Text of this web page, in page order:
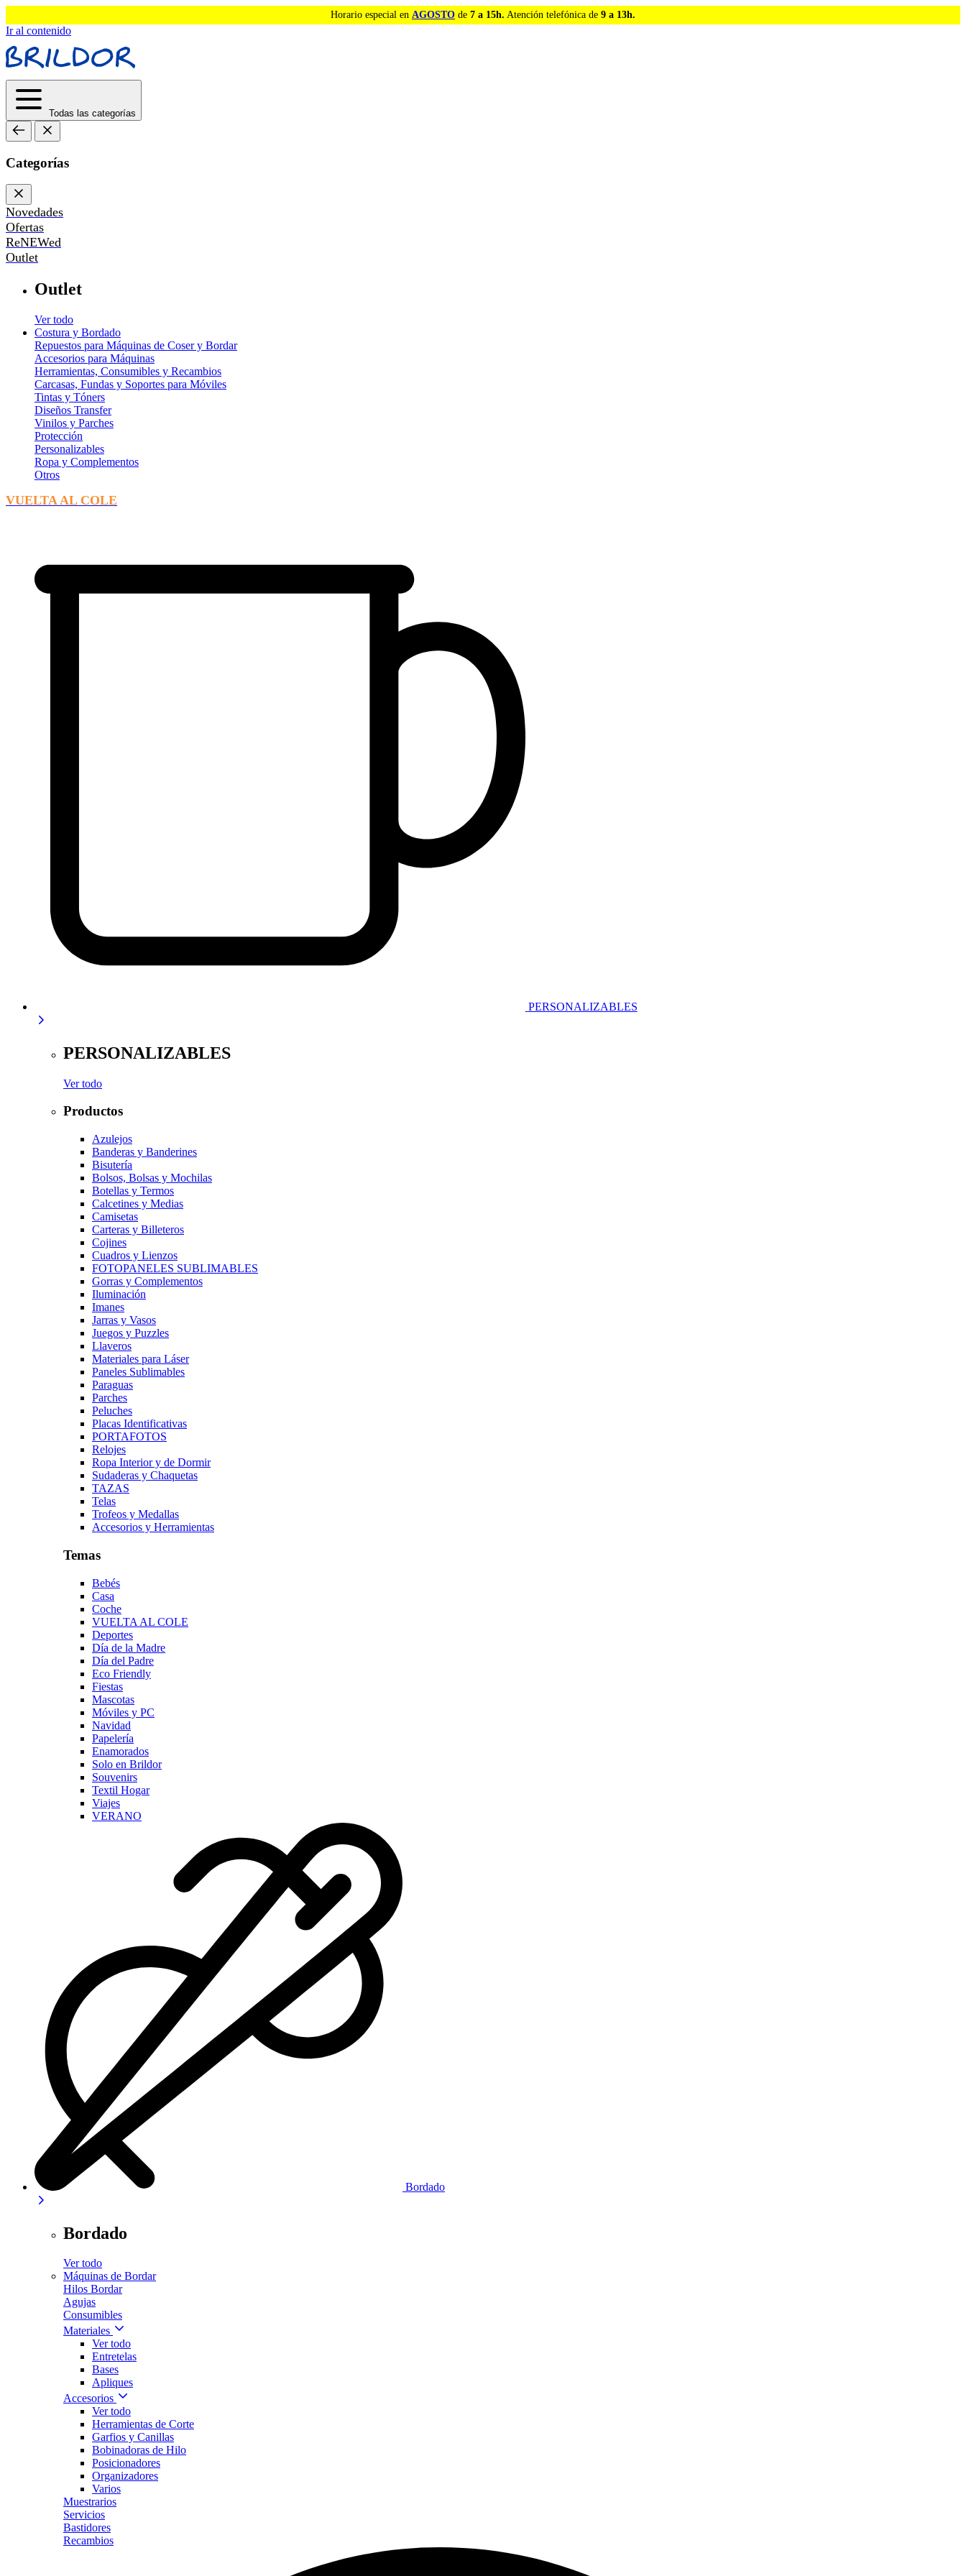
Horario especial en AGOSTO de 7 a 15h. Atención telefónica de 9 a 13h.
Ir al contenido
Todas las categorías
Categorías
Novedades
Ofertas
ReNEWed
Outlet
Outlet
Ver todo
Costura y Bordado
Repuestos para Máquinas de Coser y Bordar
Accesorios para Máquinas
Herramientas, Consumibles y Recambios
Carcasas, Fundas y Soportes para Móviles
Tintas y Tóners
Diseños Transfer
Vinilos y Parches
Protección
Personalizables
Ropa y Complementos
Otros
VUELTA AL COLE
PERSONALIZABLES
PERSONALIZABLES
Ver todo
Productos
Azulejos
Banderas y Banderines
Bisutería
Bolsos, Bolsas y Mochilas
Botellas y Termos
Calcetines y Medias
Camisetas
Carteras y Billeteros
Cojines
Cuadros y Lienzos
FOTOPANELES SUBLIMABLES
Gorras y Complementos
Iluminación
Imanes
Jarras y Vasos
Juegos y Puzzles
Llaveros
Materiales para Láser
Paneles Sublimables
Paraguas
Parches
Peluches
Placas Identificativas
PORTAFOTOS
Relojes
Ropa Interior y de Dormir
Sudaderas y Chaquetas
TAZAS
Telas
Trofeos y Medallas
Accesorios y Herramientas
Temas
Bebés
Casa
Coche
VUELTA AL COLE
Deportes
Día de la Madre
Día del Padre
Eco Friendly
Fiestas
Mascotas
Móviles y PC
Navidad
Papelería
Enamorados
Solo en Brildor
Souvenirs
Textil Hogar
Viajes
VERANO
Bordado
Bordado
Ver todo
Máquinas de Bordar
Hilos Bordar
Agujas
Consumibles
Materiales
Ver todo
Entretelas
Bases
Apliques
Accesorios
Ver todo
Herramientas de Corte
Garfios y Canillas
Bobinadoras de Hilo
Posicionadores
Organizadores
Varios
Muestrarios
Servicios
Bastidores
Recambios